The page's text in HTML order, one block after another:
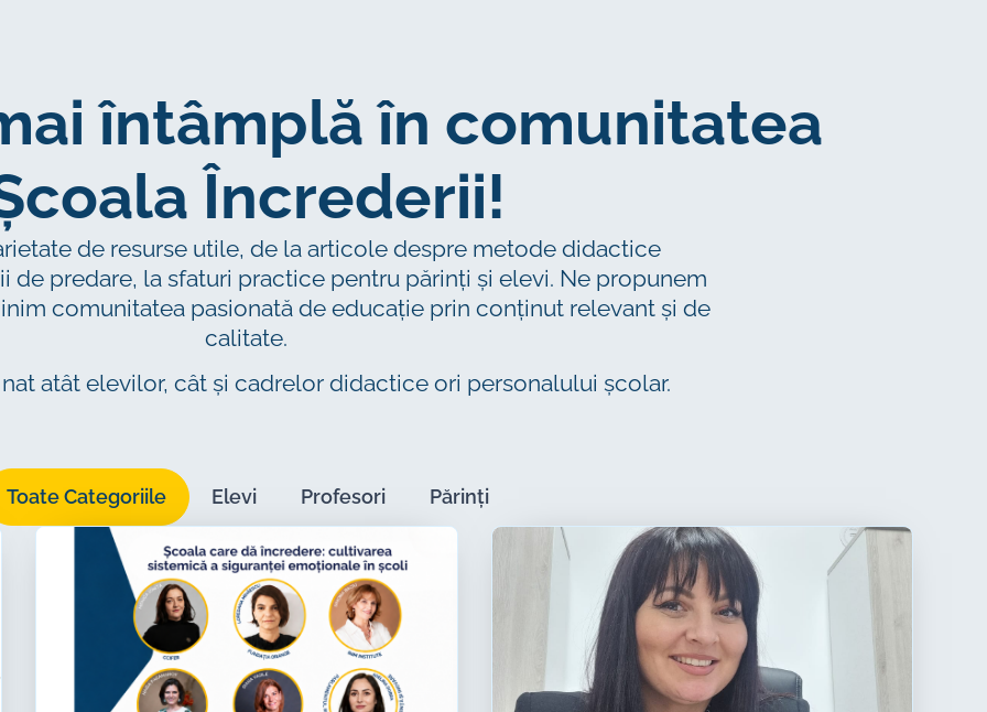
întâmplă în comunitatea
Încrederii!
de resurse utile, de la articole despre metode didactice
de predare, la sfaturi practice pentru părinți și elevi. Ne propunem
comunitatea pasionată de educație prin conținut relevant și de
calitate.
atât elevilor, cât și cadrelor didactice ori personalului școlar.
Toate Categoriile Elevi Profesori Părinți